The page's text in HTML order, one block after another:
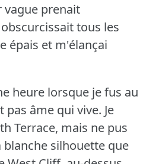
vague prenait
tous les
épais et m'élançai
heure lorsque je fus au
pas âme qui vive. Je
Terrace, mais ne pus
silhouette que